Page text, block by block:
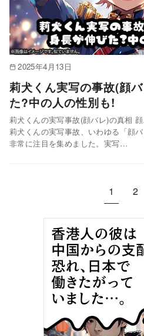
2025年4月13日
莉犬くん実写の事故(顔
た?中の人の性別も!
莉犬くんの実写事故(顔バレ)の真相
莉犬くんの実写事故、いわゆる「顔
非常に注目を集めました。実写…
1 2